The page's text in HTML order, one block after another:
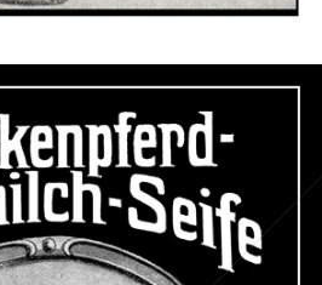
Bild-ID: 42560